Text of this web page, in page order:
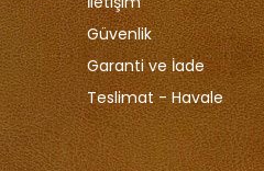
Güvenlik
Garanti ve İade
Teslimat - Havale